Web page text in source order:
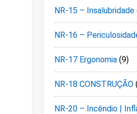
NR-15 – Insalubridade
NR-16 –
NR-17 Ergonomia (9)
NR-18 CONSTRUÇÃO
NR-20 – Incêndio |